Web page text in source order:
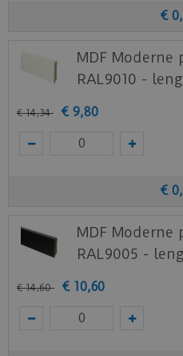
€ 0,
MDF Moderne
RAL9010 -
€ 14,34 € 9,80
€ 0,
MDF Moderne
RAL9005 -
€ 14,60 € 10,60